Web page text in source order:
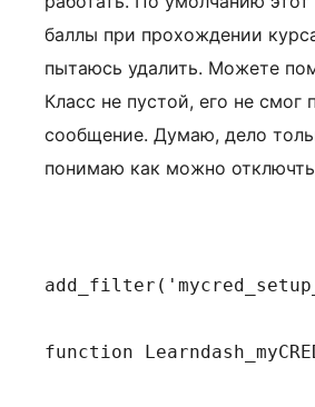
баллы при прохождении
пытаюсь удалить. Можете
Класс не пустой, его не смог
сообщение. Думаю, дело
понимаю как можно отключть
function